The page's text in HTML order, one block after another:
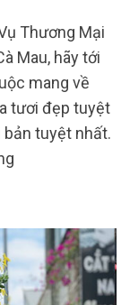
Thương Mại
Mau, hãy tới
mang về
tươi đẹp tuyệt
bản tuyệt nhất.